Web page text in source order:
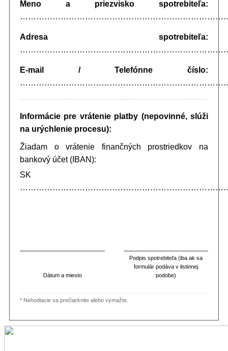
Meno a priezvisko spotrebiteľa:
Adresa spotrebiteľa:
E-mail / Telefónne číslo:
Informácie pre vrátenie platby (nepovinné, slúži
na urýchlenie procesu):
Žiadam o vrátenie finančných prostriedkov na
bankový účet (IBAN):
SK
Dátum a miesto
Podpis spotrebiteľa (iba ak sa
formulár podáva v listinnej
podobe)
* Nehodiacie sa prečiarknite alebo vymažte.